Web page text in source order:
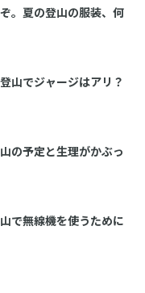
。夏の登山の服装、何
山でジャージはアリ？
の予定と生理がかぶっ
で無線機を使うために